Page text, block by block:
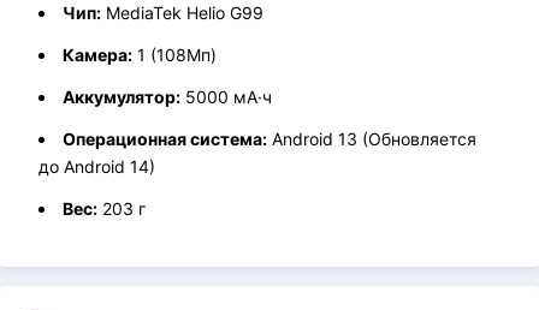
Чип: MediaTek Helio G99
Камера: 1 (108Мп)
Аккумулятор: 5000 мА·ч
Операционная система: Android 13 (Обновляется
до Android 14)
Вес: 203 г